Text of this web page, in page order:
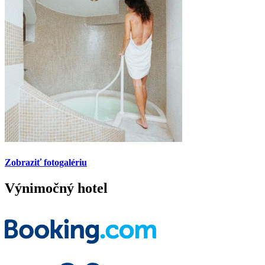
Zobraziť fotogalériu
Výnimočný hotel